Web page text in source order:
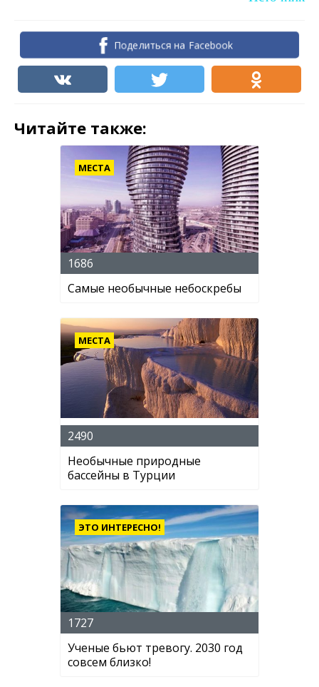
Поделиться на Facebook
Читайте также:
МЕСТА
1686
Самые необычные небоскребы
МЕСТА
2490
Необычные природные
бассейны в Турции
ЭТО ИНТЕРЕСНО!
1727
Ученые бьют тревогу. 2030 год
совсем близко!